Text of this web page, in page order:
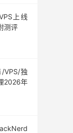
上线
测评
VPS/独
2026年